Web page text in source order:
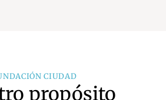
CIUDAD
propósito